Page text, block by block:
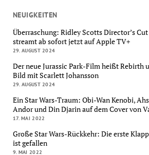
NEUIGKEITEN
Überraschung: Ridley Scotts Director’s
streamt ab sofort jetzt auf Apple TV+
29. AUGUST 2024
Der neue Jurassic Park-Film heißt Rebirth
Bild mit Scarlett Johansson
29. AUGUST 2024
Ein Star Wars-Traum: Obi-Wan Kenobi,
Andor und Din Djarin auf dem Cover von
17. MAI 2022
Große Star Wars-Rückkehr: Die erste
ist gefallen
9. MAI 2022